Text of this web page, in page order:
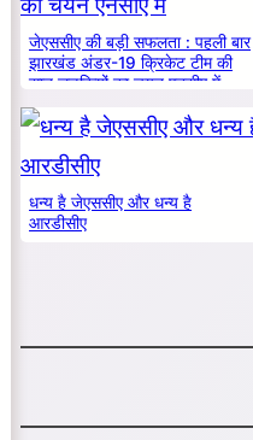
जेएससीए की बड़ी सफलता : पहली बार
झारखंड अंडर-19 क्रिकेट टीम की
सात लड़कियों का चयन एनसीए में
धन्य है जेएससीए और धन्य है
आरडीसीए